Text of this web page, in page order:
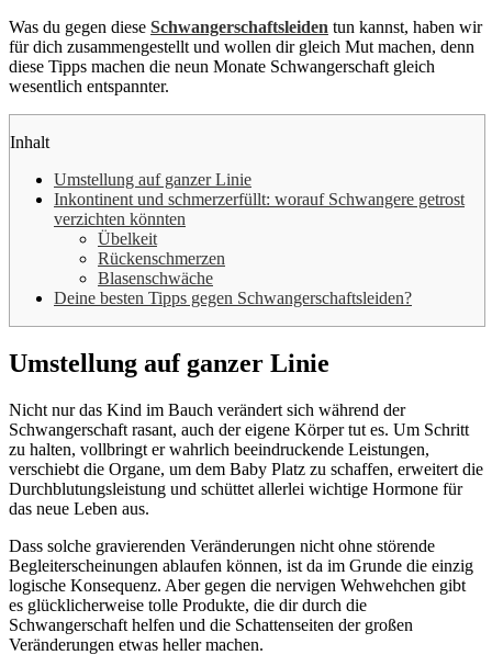
Was du gegen diese Schwangerschaftsleiden tun kannst, haben wir
für dich zusammengestellt und wollen dir gleich Mut machen, denn
diese Tipps machen die neun Monate Schwangerschaft gleich
wesentlich entspannter.
Inhalt
Umstellung auf ganzer Linie
Inkontinent und schmerzerfüllt: worauf Schwangere getrost
verzichten könnten
Übelkeit
Rückenschmerzen
Blasenschwäche
Deine besten Tipps gegen Schwangerschaftsleiden?
Umstellung auf ganzer Linie
Nicht nur das Kind im Bauch verändert sich während der
Schwangerschaft rasant, auch der eigene Körper tut es. Um Schritt
zu halten, vollbringt er wahrlich beeindruckende Leistungen,
verschiebt die Organe, um dem Baby Platz zu schaffen, erweitert die
Durchblutungsleistung und schüttet allerlei wichtige Hormone für
das neue Leben aus.
Dass solche gravierenden Veränderungen nicht ohne störende
Begleiterscheinungen ablaufen können, ist da im Grunde die einzig
logische Konsequenz. Aber gegen die nervigen Wehwehchen gibt
es glücklicherweise tolle Produkte, die dir durch die
Schwangerschaft helfen und die Schattenseiten der großen
Veränderungen etwas heller machen.